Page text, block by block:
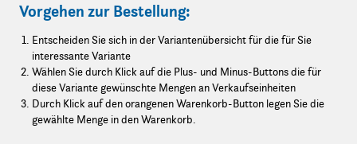
Vorgehen zur Bestellung:
Entscheiden Sie sich in der Variantenübersicht für die für Sie
interessante Variante
Wählen Sie durch Klick auf die Plus- und Minus-Buttons die für
diese Variante gewünschte Mengen an Verkaufseinheiten
Durch Klick auf den orangenen Warenkorb-Button legen Sie die
gewählte Menge in den Warenkorb.